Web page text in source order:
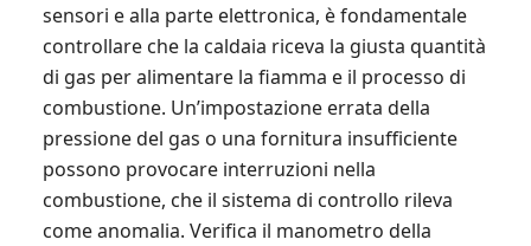
sensori e alla parte elettronica, è fondamentale
controllare che la caldaia riceva la giusta quantità
di gas per alimentare la fiamma e il processo di
combustione. Un’impostazione errata della
pressione del gas o una fornitura insufficiente
possono provocare interruzioni nella
combustione, che il sistema di controllo rileva
come anomalia. Verifica il manometro della